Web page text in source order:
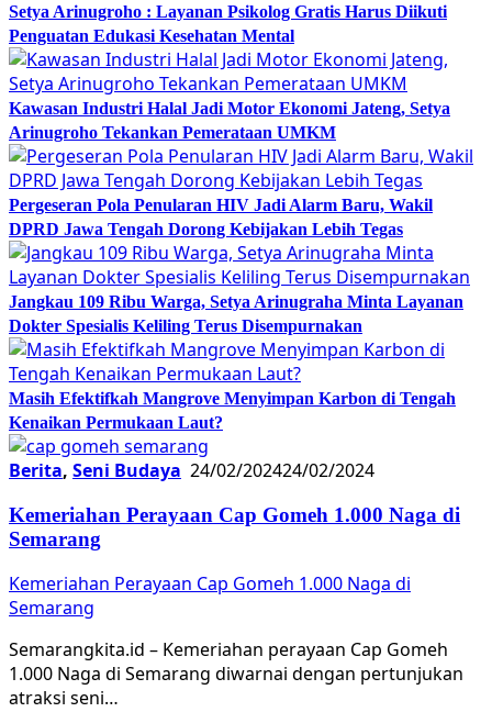
Setya Arinugroho : Layanan Psikolog Gratis Harus Diikuti
Penguatan Edukasi Kesehatan Mental
Kawasan Industri Halal Jadi Motor Ekonomi Jateng, Setya
Arinugroho Tekankan Pemerataan UMKM
Pergeseran Pola Penularan HIV Jadi Alarm Baru, Wakil
DPRD Jawa Tengah Dorong Kebijakan Lebih Tegas
Jangkau 109 Ribu Warga, Setya Arinugraha Minta Layanan
Dokter Spesialis Keliling Terus Disempurnakan
Masih Efektifkah Mangrove Menyimpan Karbon di Tengah
Kenaikan Permukaan Laut?
Berita, Seni Budaya 24/02/202424/02/2024
Kemeriahan Perayaan Cap Gomeh 1.000 Naga di
Semarang
Kemeriahan Perayaan Cap Gomeh 1.000 Naga di
Semarang
Semarangkita.id – Kemeriahan perayaan Cap Gomeh
1.000 Naga di Semarang diwarnai dengan pertunjukan
atraksi seni…